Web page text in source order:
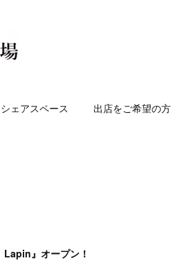
シェアスペース 出店をご希望の方
』オープン！